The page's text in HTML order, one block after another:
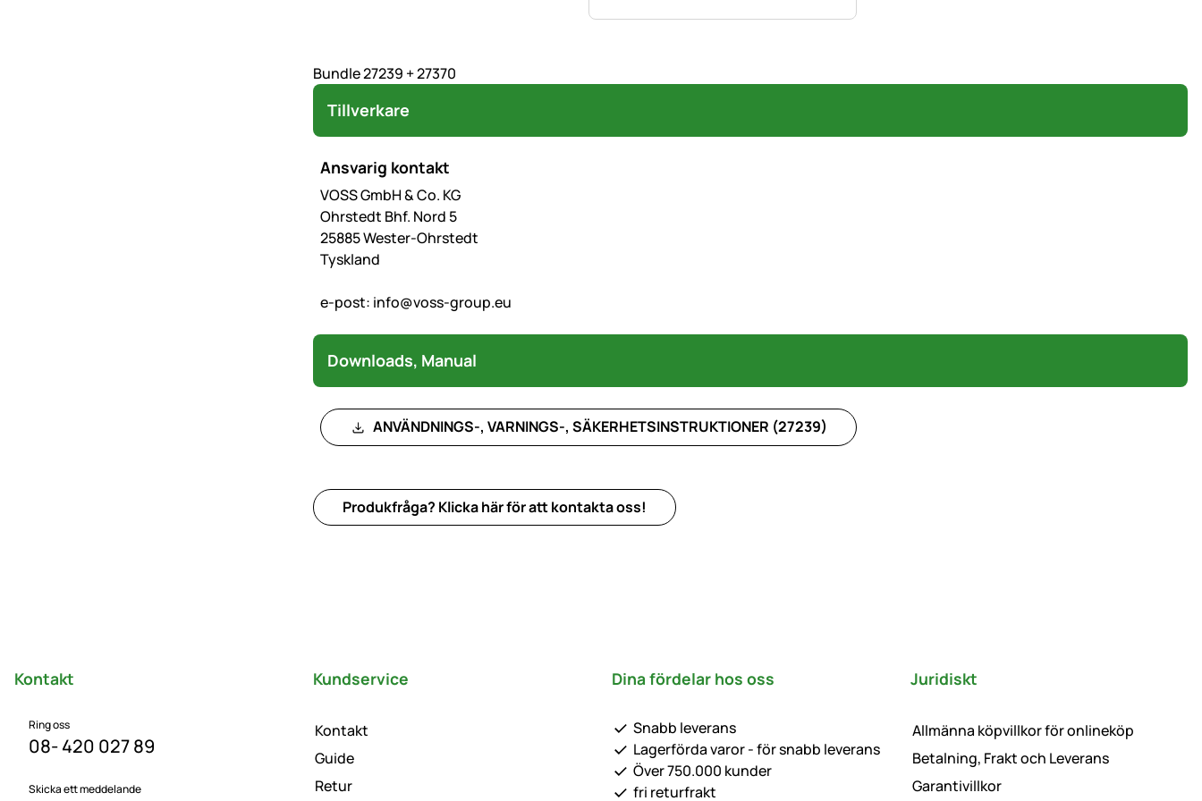
Bundle 27239 + 27370
Tillverkare
Ansvarig kontakt
VOSS GmbH & Co. KG
Ohrstedt Bhf. Nord 5
25885 Wester-Ohrstedt
Tyskland
e-post: info@voss-group.eu
Downloads, Manual
ANVÄNDNINGS-, VARNINGS-, SÄKERHETSINSTRUKTIONER (27239)
Produkfråga? Klicka här för att kontakta oss!
Kontakt
Ring oss
08- 420 027 89
Skicka ett meddelande
Kundservice
Kontakt
Guide
Retur
Dina fördelar hos oss
Snabb leverans
Lagerförda varor - för snabb leverans
Över 750.000 kunder
fri returfrakt
Juridiskt
Allmänna köpvillkor för onlineköp
Betalning, Frakt och Leverans
Garantivillkor